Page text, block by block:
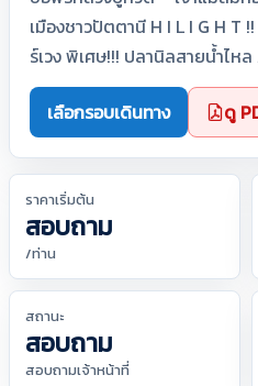
เมืองชาวปัตตานี H I L I G H T
ร์เวง พิเศษ!!! ปลานิลสายน้ำไห
เลือกรอบเดินทาง ดู
ราคาเริ่มต้น
สอบถาม
/ท่าน
สถานะ
สอบถาม
สอบถามเจ้าหน้าที่